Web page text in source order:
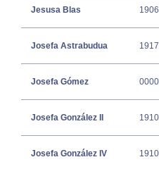
Jesusa Blas
Josefa Astrabudua
Josefa Gómez
Josefa González II
Josefa González IV